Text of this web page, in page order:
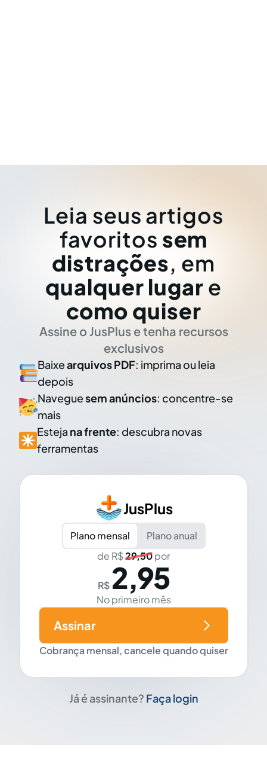
Leia seus artigos
favoritos sem
distrações, em
qualquer lugar e
como quiser
Assine o JusPlus e tenha recursos
exclusivos
Baixearquivos PDF: imprima ou leia
depois
Naveguesem anúncios: concentre-se
mais
Esteja na frente: descubra novas
ferramentas
JusPlus
Plano mensal
Plano anual
de R$29,50por
R$ 2,95
No primeiro mês
Cobrança mensal, cancele quando quiser
Assinar
Já é assinante? Faça login